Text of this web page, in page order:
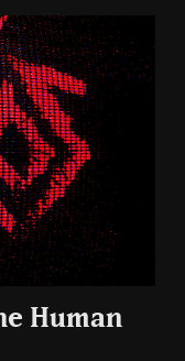
Human